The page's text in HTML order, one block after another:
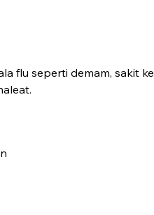
flu seperti demam, sakit